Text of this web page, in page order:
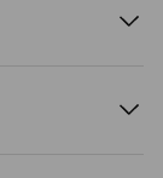
TRC00002